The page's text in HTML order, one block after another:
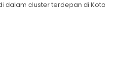
dalam cluster terdepan di Kota